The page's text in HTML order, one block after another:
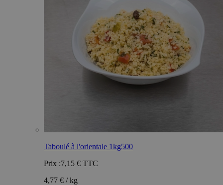
Taboulé à l'orientale 1kg500
Prix :7,15 € TTC
4,77 € / kg